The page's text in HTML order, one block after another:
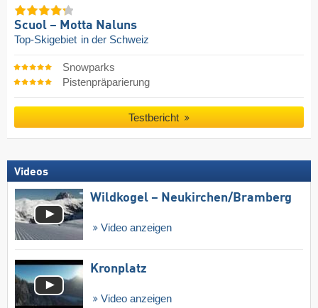
Scuol – Motta Naluns
Top-Skigebiet in der Schweiz
Snowparks
Pistenpräparierung
Testbericht
Videos
Wildkogel – Neukirchen/​Bramberg
Video anzeigen
Kronplatz
Video anzeigen